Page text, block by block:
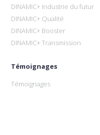
DINAMIC+ Industrie du futur
DINAMIC+ Qualité
DINAMIC+ Booster
DINAMIC+ Transmission
Témoignages
Témoignages